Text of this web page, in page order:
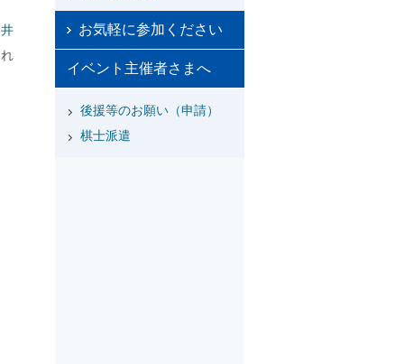
井
お気軽に参加ください
イベント主催者さまへ
後援等のお願い（申請）
棋士派遣